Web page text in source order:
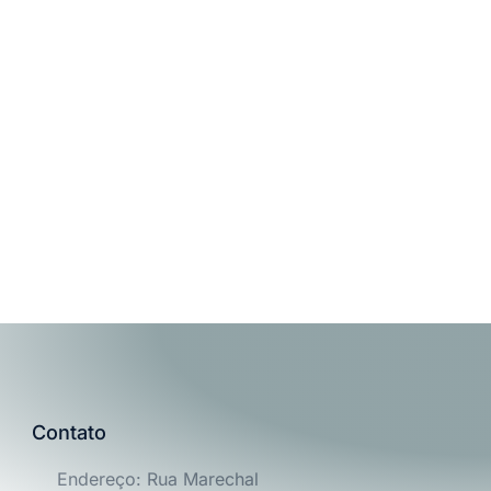
Contato
Endereço: Rua Marechal